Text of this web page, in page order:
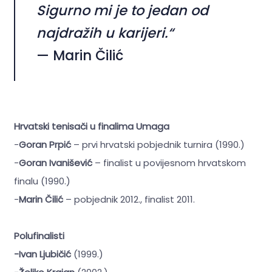
Sigurno mi je to jedan od
najdražih u karijeri.“
— Marin Čilić
Hrvatski tenisači u finalima Umaga
-Goran Prpić– prvi hrvatski pobjednik turnira (1990.)
-Goran Ivanišević– finalist u povijesnom hrvatskom
finalu (1990.)
-Marin Čilić– pobjednik 2012., finalist 2011.
Polufinalisti
-Ivan Ljubičić(1999.)